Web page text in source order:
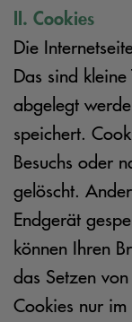
II. Cookies
Die
Das sind
abgelegt
speichert.
Besuchs oder
gelöscht.
Endgerät
können Ihren
das Setzen
Cookies nur